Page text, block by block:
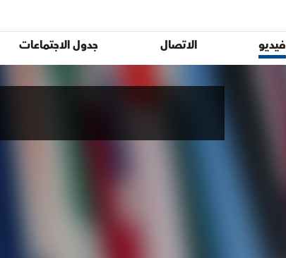
فيديو الاتصال جدول الاجتماعات